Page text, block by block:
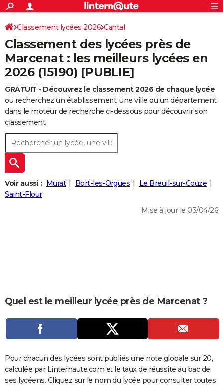
ACTUALITÉS
Politique
Société
Faits Divers
Education
Monde
Villes
+
SPORT
Coupe du monde 2026
Football
Tennis
Cyclisme
Rugby
Forum
Programme TV
TNT
Streaming
Cinéma
Sorties cinéma
Musique
+
FINANCE
Retraite
Impôts
Epargne
Immobilier
Risques naturels par ville
Banque
Assurance
Crédit
AUTO
Essais
Réserver un essai
Citadines
Berlines
SUV
Forum auto
+
HIGH-TECH
BRICOLAGE
Forum
Aménagement intérieur
Extérieur
Cuisine
Salle de bains
Jardinage
Rangement
+WEEK-END
Guides de France
Escapades
Patrimoine
Expositions
Musées
Week-end nature
+
LIFESTYLE
Art de vivre
Bien-être
Loisirs
Mode
Modes de vie
+SANTE
Dictionnaire
Biographies
Expressions
Proverbes
PROGRAMME TV
COPAINS D'AVANT
S'inscrire
Se connecter
Lycées
Collèges
Primaires
Universités
Entreprises
Service militaire
Avis de recherche
AVIS DE DÉCÈS
S'inscrire
Connexion
Classement lycées 2026 Cantal
Classement des lycées près de
Marcenat : les meilleurs lycées en
2026 (15190) [PUBLIE]
GRATUIT - Découvrez le classement 2026 de chaque lycée
ou recherchez un établissement, une ville ou un département
dans le moteur de recherche ci-dessous pour découvrir son
classement.
Voir aussi : Murat Bort-les-Orgues
Le Breuil-sur-Couze
Saint-Flour
Mise à jour le 03/04/26
Quel est le meilleur lycée près de Marcenat ?
Pour chacun des lycées sont publiés une note globale sur 20,
calculée par Linternaute.com et le taux de réussite au bac de
ses lycéens. Cliquez sur le nom du lycée pour consulter toutes